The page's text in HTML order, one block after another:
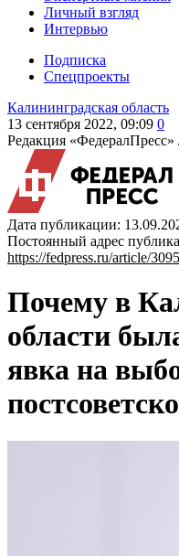
Личный взгляд
Интервью
Подписка
Спецпроекты
Калининградская область
13 сентября 2022, 09:09 0
Редакция «ФедералПресс»
Дата публикации:
Постоянный адрес
https://fedpress.ru/article/
Почему в
области
явка на